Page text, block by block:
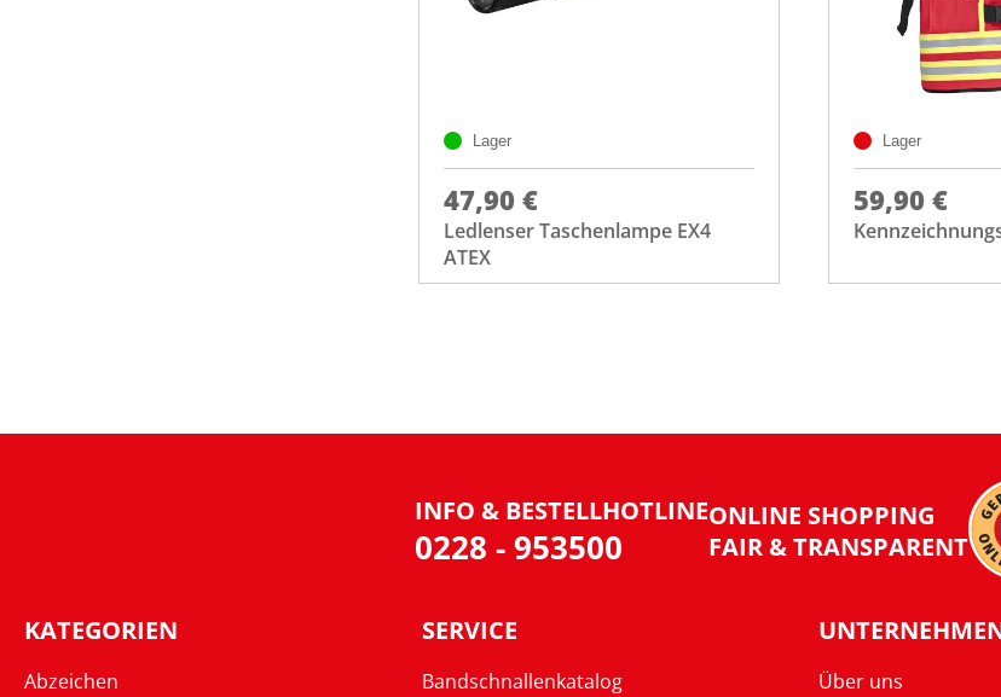
Lager
47,90 €
Ledlenser Taschenlampe EX4
ATEX
Lager
59,90 €
INFO & BESTELLHOTLINE
0228 - 953500
ONLINE SHOPPING
FAIR & TRANSPARENT
KATEGORIEN
Abzeichen
SERVICE
Bandschnallenkatalog
Über uns